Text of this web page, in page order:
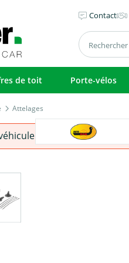
Contact
de toit Porte-vélos
Attelages
pour s'assurer que